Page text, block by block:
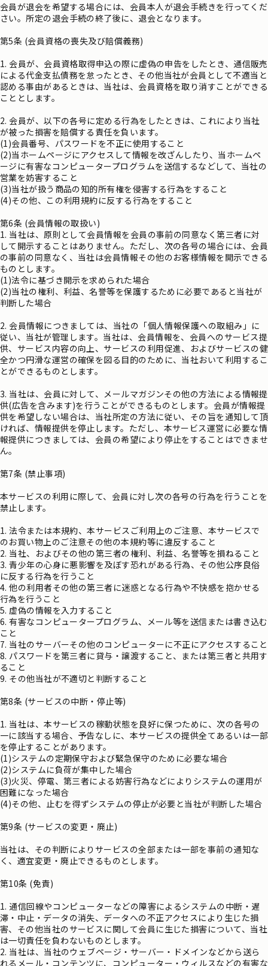
会員が退会を希望する場合には、会員本人が退会手続きを行ってくだ
さい。所定の退会手続の終了後に、退会となります。
第5条 (会員資格の喪失及び賠償義務)
1. 会員が、会員資格取得申込の際に虚偽の申告をしたとき、通信販売
による代金支払債務を怠ったとき、その他当社が会員として不適当と
認める事由があるときは、当社は、会員資格を取り消すことができる
こととします。
2. 会員が、以下の各号に定める行為をしたときは、これにより当社
が被った損害を賠償する責任を負います。
(1)会員番号、パスワードを不正に使用すること
(2)当ホームページにアクセスして情報を改ざんしたり、当ホームペ
ージに有害なコンピュータープログラムを送信するなどして、当社の
営業を妨害すること
(3)当社が扱う商品の知的所有権を侵害する行為をすること
(4)その他、この利用規約に反する行為をすること
第6条 (会員情報の取扱い)
1. 当社は、原則として会員情報を会員の事前の同意なく第三者に対
して開示することはありません。ただし、次の各号の場合には、会員
の事前の同意なく、当社は会員情報その他のお客様情報を開示できる
ものとします。
(1)法令に基づき開示を求められた場合
(2)当社の権利、利益、名誉等を保護するために必要であると当社が
判断した場合
2. 会員情報につきましては、当社の「個人情報保護への取組み」に
従い、当社が管理します。当社は、会員情報を、会員へのサービス提
供、サービス内容の向上、サービスの利用促進、およびサービスの健
全かつ円滑な運営の確保を図る目的のために、当社おいて利用するこ
とができるものとします。
3. 当社は、会員に対して、メールマガジンその他の方法による情報提
供(広告を含みます)を行うことができるものとします。会員が情報提
供を希望しない場合は、当社所定の方法に従い、その旨を通知して頂
ければ、情報提供を停止します。ただし、本サービス運営に必要な情
報提供につきましては、会員の希望により停止をすることはできませ
ん。
第7条 (禁止事項)
本サービスの利用に際して、会員に対し次の各号の行為を行うことを
禁止します。
1. 法令または本規約、本サービスご利用上のご注意、本サービスで
のお買い物上のご注意その他の本規約等に違反すること
2. 当社、およびその他の第三者の権利、利益、名誉等を損ねること
3. 青少年の心身に悪影響を及ぼす恐れがある行為、その他公序良俗
に反する行為を行うこと
4. 他の利用者その他の第三者に迷惑となる行為や不快感を抱かせる
行為を行うこと
5. 虚偽の情報を入力すること
6. 有害なコンピュータープログラム、メール等を送信または書き込む
こと
7. 当社のサーバーその他のコンピューターに不正にアクセスすること
8. パスワードを第三者に貸与・譲渡すること、または第三者と共用す
ること
9. その他当社が不適切と判断すること
第8条 (サービスの中断・停止等)
1. 当社は、本サービスの稼動状態を良好に保つために、次の各号の
一に該当する場合、予告なしに、本サービスの提供全てあるいは一部
を停止することがあります。
(1)システムの定期保守および緊急保守のために必要な場合
(2)システムに負荷が集中した場合
(3)火災、停電、第三者による妨害行為などによりシステムの運用が
困難になった場合
(4)その他、止むを得ずシステムの停止が必要と当社が判断した場合
第9条 (サービスの変更・廃止)
当社は、その判断によりサービスの全部または一部を事前の通知な
く、適宜変更・廃止できるものとします。
第10条 (免責)
1. 通信回線やコンピューターなどの障害によるシステムの中断・遅
滞・中止・データの消失、データへの不正アクセスにより生じた損
害、その他当社のサービスに関して会員に生じた損害について、当社
は一切責任を負わないものとします。
2. 当社は、当社のウェブページ・サーバー・ドメインなどから送ら
れるメール・コンテンツに、コンピューター・ウィルスなどの有害な